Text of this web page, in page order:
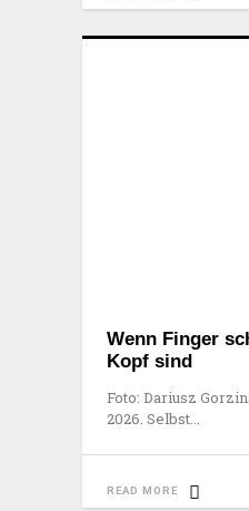
Wenn Finger
Kopf sind
Foto: Dariusz
2026. Selbst
READ MORE